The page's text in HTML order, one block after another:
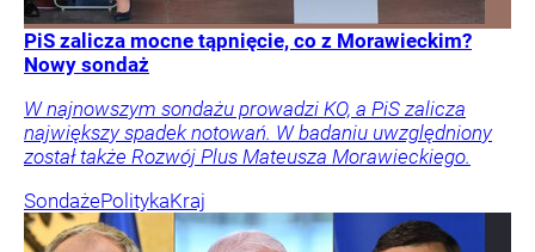
PiS zalicza mocne tąpnięcie, co z Morawieckim?
Nowy sondaż
W najnowszym sondażu prowadzi KO, a PiS zalicza
największy spadek notowań. W badaniu uwzględniony
został także Rozwój Plus Mateusza Morawieckiego.
SondażePolitykaKraj